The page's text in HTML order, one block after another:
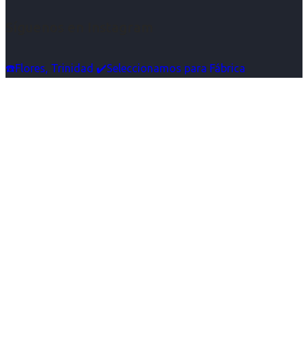
☎️Flores, Trinidad ✔️Seleccionamos para Fábrica